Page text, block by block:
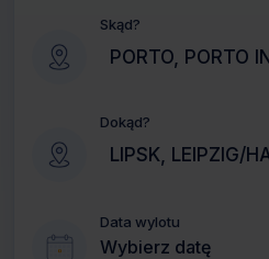
Skąd?
Dokąd?
Data wylotu
Wybierz datę